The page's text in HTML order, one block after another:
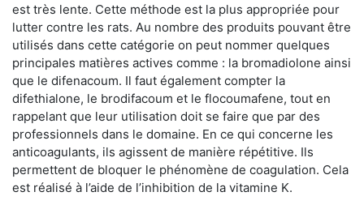
est très lente. Cette méthode est la plus appropriée pour
lutter contre les rats. Au nombre des produits pouvant être
utilisés dans cette catégorie on peut nommer quelques
principales matières actives comme : la bromadiolone ainsi
que le difenacoum. Il faut également compter la
difethialone, le brodifacoum et le flocoumafene, tout en
rappelant que leur utilisation doit se faire que par des
professionnels dans le domaine. En ce qui concerne les
anticoagulants, ils agissent de manière répétitive. Ils
permettent de bloquer le phénomène de coagulation. Cela
est réalisé à l’aide de l’inhibition de la vitamine K.